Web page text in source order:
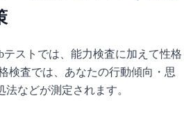
テストでは、能力検査に加えて性格
検査では、あなたの行動傾向・思
などが測定されます。